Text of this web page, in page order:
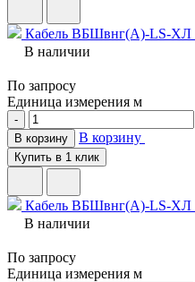
Кабель ВБШвнг(A)-LS-ХЛ
В наличии
По запросу
Единица измерения м
-
В корзину
В корзину
Купить в 1 клик
Кабель ВБШвнг(A)-LS-ХЛ
В наличии
По запросу
Единица измерения м